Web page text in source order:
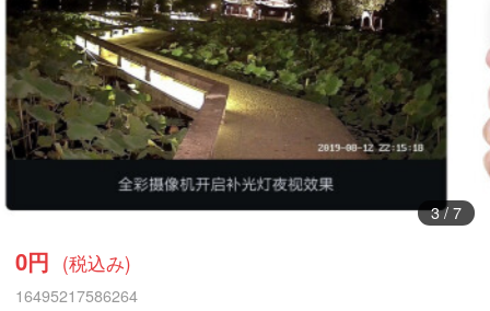
3/ 7
0円 (税込み)
16495217586264